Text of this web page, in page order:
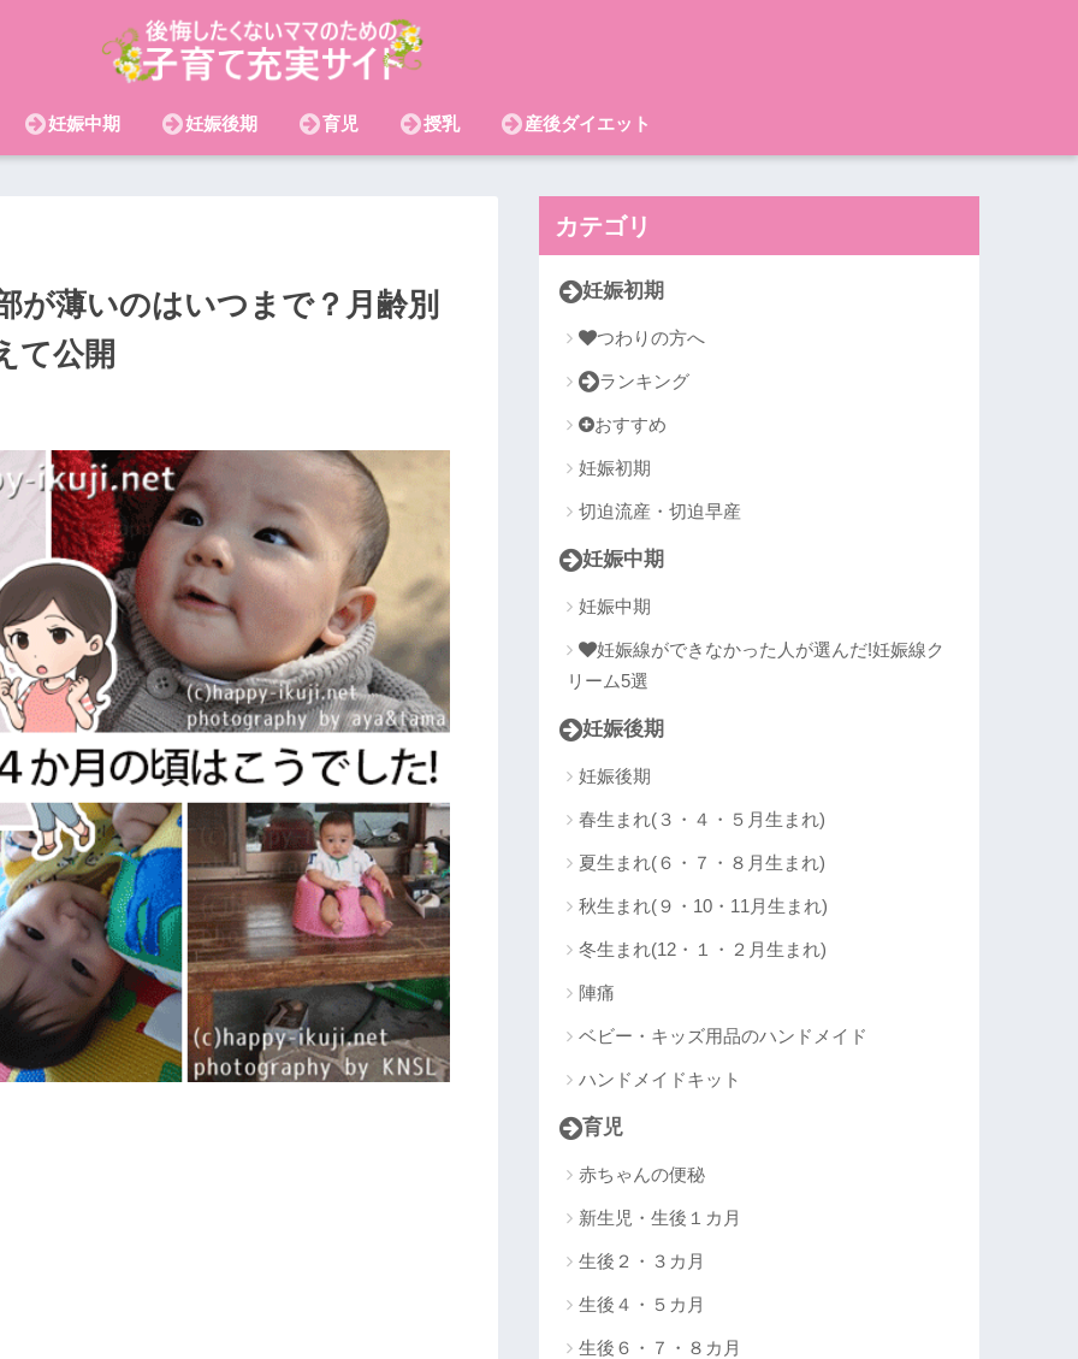
妊娠中期 妊娠後期 育児 授乳 産後ダイエット
が薄いのはいつまで？月齢別
て公開
カテゴリ
妊娠初期
つわりの方へ
ランキング
おすすめ
妊娠初期
切迫流産・切迫早産
妊娠中期
妊娠中期
妊娠線ができなかった人が選んだ!妊娠線ク
リーム5選
妊娠後期
妊娠後期
春生まれ(３・４・５月生まれ)
夏生まれ(６・７・８月生まれ)
秋生まれ(９・10・11月生まれ)
冬生まれ(12・１・２月生まれ)
陣痛
ベビー・キッズ用品のハンドメイド
ハンドメイドキット
育児
赤ちゃんの便秘
新生児・生後１カ月
生後２・３カ月
生後４・５カ月
生後６・７・８カ月